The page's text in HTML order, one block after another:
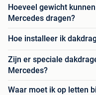
Hoeveel gewicht
Mercedes dragen?
Hoe installeer ik
Zijn er speciale
Mercedes?
Waar moet ik op letten